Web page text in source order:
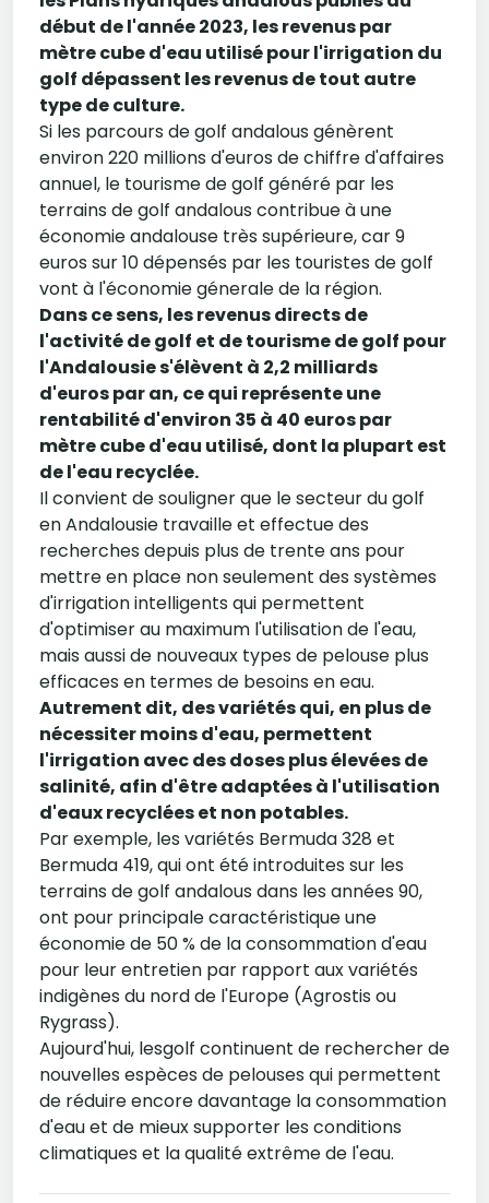
début de l'année 2023, les revenus par
mètre cube d'eau utilisé pour l'irrigation du
golf dépassent les revenus de tout autre
type de culture.
Si les parcours de golf andalous génèrent
environ 220 millions d'euros de chiffre d'affaires
annuel, le tourisme de golf généré par les
terrains de golf andalous contribue à une
économie andalouse très supérieure, car 9
euros sur 10 dépensés par les touristes de golf
vont à l'économie génerale de la région.
Dans ce sens, les revenus directs de
l'activité de golf et de tourisme de golf pour
l'Andalousie s'élèvent à 2,2 milliards
d'euros par an, ce qui représente une
rentabilité d'environ 35 à 40 euros par
mètre cube d'eau utilisé, dont la plupart est
de l'eau recyclée.
Il convient de souligner que le secteur du golf
en Andalousie travaille et effectue des
recherches depuis plus de trente ans pour
mettre en place non seulement des systèmes
d'irrigation intelligents qui permettent
d'optimiser au maximum l'utilisation de l'eau,
mais aussi de nouveaux types de pelouse plus
efficaces en termes de besoins en eau.
Autrement dit, des variétés qui, en plus de
nécessiter moins d'eau, permettent
l'irrigation avec des doses plus élevées de
salinité, afin d'être adaptées à l'utilisation
d'eaux recyclées et non potables.
Par exemple, les variétés Bermuda 328 et
Bermuda 419, qui ont été introduites sur les
terrains de golf andalous dans les années 90,
ont pour principale caractéristique une
économie de 50 % de la consommation d'eau
pour leur entretien par rapport aux variétés
indigènes du nord de l'Europe (Agrostis ou
Rygrass).
Aujourd'hui, lesgolf continuent de rechercher de
nouvelles espèces de pelouses qui permettent
de réduire encore davantage la consommation
d'eau et de mieux supporter les conditions
climatiques et la qualité extrême de l'eau.